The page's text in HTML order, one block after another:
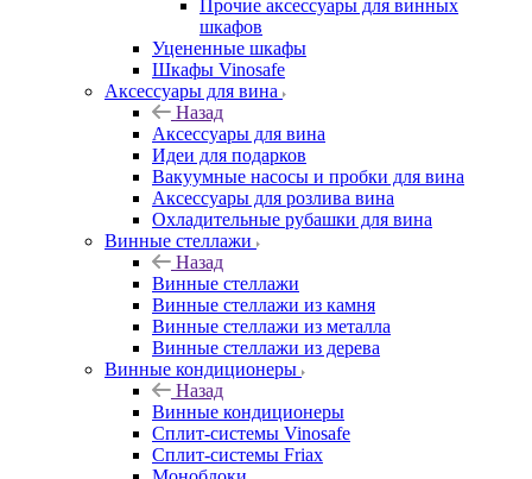
Прочие аксессуары для винных
шкафов
Уцененные шкафы
Шкафы Vinosafe
Аксессуары для вина
Назад
Аксессуары для вина
Идеи для подарков
Вакуумные насосы и пробки для вина
Аксессуары для розлива вина
Охладительные рубашки для вина
Винные стеллажи
Назад
Винные стеллажи
Винные стеллажи из камня
Винные стеллажи из металла
Винные стеллажи из дерева
Винные кондиционеры
Назад
Винные кондиционеры
Сплит-системы Vinosafe
Сплит-системы Friax